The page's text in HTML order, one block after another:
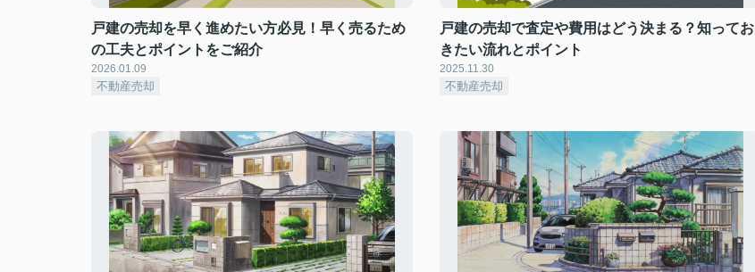
戸建の売却を早く進めたい方必見！早く売るため
の工夫とポイントをご紹介
2026.01.09
不動産売却
戸建の売却で査定や費用はどう決まる？知ってお
きたい流れとポイント
2025.11.30
不動産売却